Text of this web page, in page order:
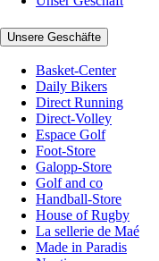
Unsere Geschäfte
Basket-Center
Daily Bikers
Direct Running
Direct-Volley
Espace Golf
Foot-Store
Galopp-Store
Golf and co
Handball-Store
House of Rugby
La sellerie de Maé
Made in Paradis